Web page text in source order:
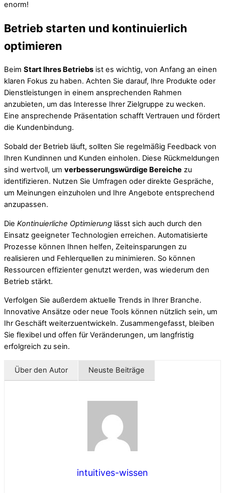
enorm!
Betrieb starten und kontinuierlich
optimieren
Beim Start Ihres Betriebs ist es wichtig, von Anfang an einen
klaren Fokus zu haben. Achten Sie darauf, Ihre Produkte oder
Dienstleistungen in einem ansprechenden Rahmen
anzubieten, um das Interesse Ihrer Zielgruppe zu wecken.
Eine ansprechende Präsentation schafft Vertrauen und fördert
die Kundenbindung.
Sobald der Betrieb läuft, sollten Sie regelmäßig Feedback von
Ihren Kundinnen und Kunden einholen. Diese Rückmeldungen
sind wertvoll, um verbesserungswürdige Bereiche zu
identifizieren. Nutzen Sie Umfragen oder direkte Gespräche,
um Meinungen einzuholen und Ihre Angebote entsprechend
anzupassen.
Die Kontinuierliche Optimierung lässt sich auch durch den
Einsatz geeigneter Technologien erreichen. Automatisierte
Prozesse können Ihnen helfen, Zeiteinsparungen zu
realisieren und Fehlerquellen zu minimieren. So können
Ressourcen effizienter genutzt werden, was wiederum den
Betrieb stärkt.
Verfolgen Sie außerdem aktuelle Trends in Ihrer Branche.
Innovative Ansätze oder neue Tools können nützlich sein, um
Ihr Geschäft weiterzuentwickeln. Zusammengefasst, bleiben
Sie flexibel und offen für Veränderungen, um langfristig
erfolgreich zu sein.
Über den Autor Neuste Beiträge
intuitives-wissen